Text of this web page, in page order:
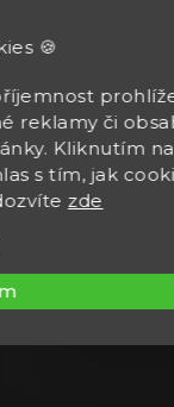
🍪
reklamy či
Kliknutím na
s tím, jak
zde